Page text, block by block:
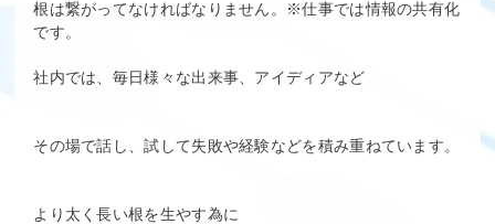
根は繋がってなければなりません。※仕事では情報の共有化
です。
社内では、毎日様々な出来事、アイディアなど
その場で話し、試して失敗や経験などを積み重ねています。
より太く長い根を生やす為に